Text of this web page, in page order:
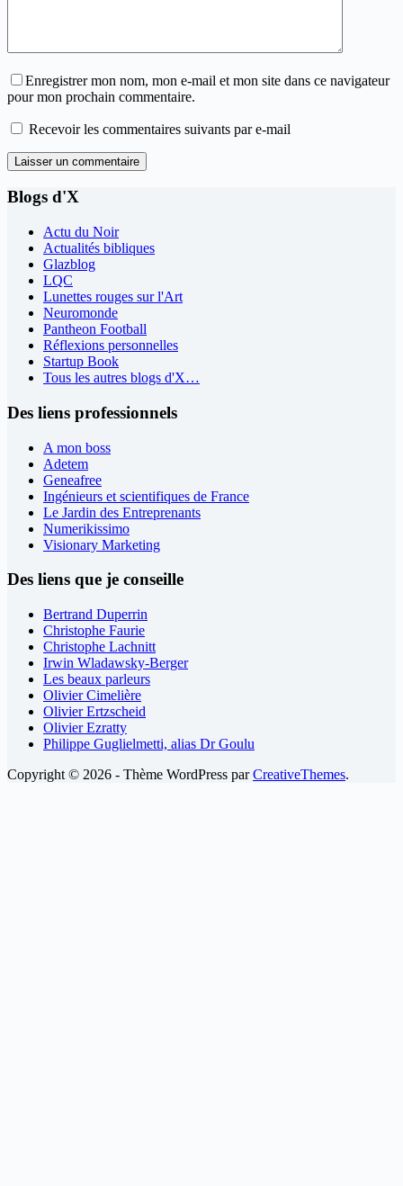
Enregistrer mon nom, mon e-mail et mon site dans ce navigateur
pour mon prochain commentaire.
Recevoir les commentaires suivants par e-mail
Laisser un commentaire
Blogs d'X
Actu du Noir
Actualités bibliques
Glazblog
LQC
Lunettes rouges sur l'Art
Neuromonde
Pantheon Football
Réflexions personnelles
Startup Book
Tous les autres blogs d'X…
Des liens professionnels
A mon boss
Adetem
Geneafree
Ingénieurs et scientifiques de France
Le Jardin des Entreprenants
Numerikissimo
Visionary Marketing
Des liens que je conseille
Bertrand Duperrin
Christophe Faurie
Christophe Lachnitt
Irwin Wladawsky-Berger
Les beaux parleurs
Olivier Cimelière
Olivier Ertzscheid
Olivier Ezratty
Philippe Guglielmetti, alias Dr Goulu
Copyright © 2026 - Thème WordPress parCreativeThemes.